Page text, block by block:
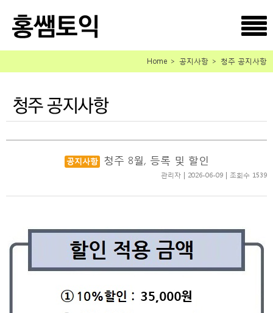
Home ＞ 공지사항 ＞ 청주 공지사항
공지사항청주 8월, 등록 및 할인
관리자 | 2026-06-09 | 조회수 1539